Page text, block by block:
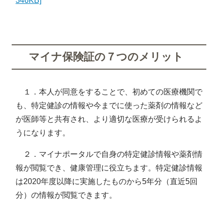
マイナ保険証の７つのメリット
１．本人が同意をすることで、初めての医療機関で
も、特定健診の情報や今までに使った薬剤の情報など
が医師等と共有され、より適切な医療が受けられるよ
うになります。
２．マイナポータルで自身の特定健診情報や薬剤情
報が閲覧でき、健康管理に役立ちます。特定健診情報
は2020年度以降に実施したものから5年分（直近5回
分）の情報が閲覧できます。